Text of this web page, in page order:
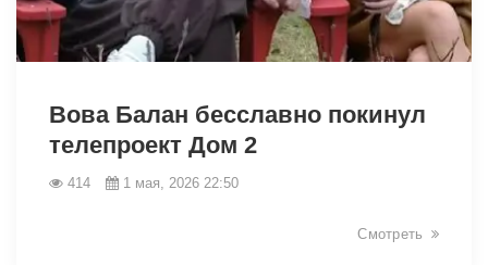
Вова Балан бесславно покинул
телепроект Дом 2
414 1 мая, 2026 22:50
Смотреть